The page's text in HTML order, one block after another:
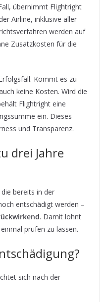
übernimmt Flightright
Airline, inklusive aller
werden auf
Zusatzkosten für die
Kommt es zu
keine Kosten. Wird die
Flightright eine
ein. Dieses
und Transparenz.
drei Jahre
bereits in der
entschädigt werden –
. Damit lohnt
prüfen zu lassen.
sich nach der